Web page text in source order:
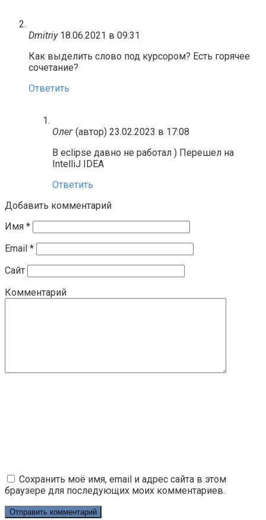
Dmitriy 18.06.2021 в 09:31
Как выделить слово под курсором? Есть горячее
сочетание?
Ответить
Олег (автор) 23.02.2023 в 17:08
В eclipse давно не работал ) Перешел на
IntelliJ IDEA
Ответить
Добавить комментарий
Имя *
Email *
Сайт
Комментарий
Сохранить моё имя, email и адрес сайта в этом
браузере для последующих моих комментариев.